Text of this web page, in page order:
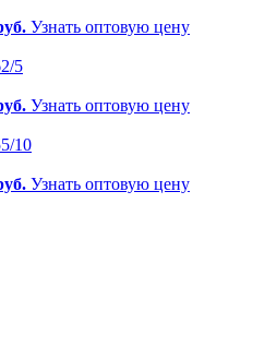
Узнать оптовую цену
5
Узнать оптовую цену
10
Узнать оптовую цену